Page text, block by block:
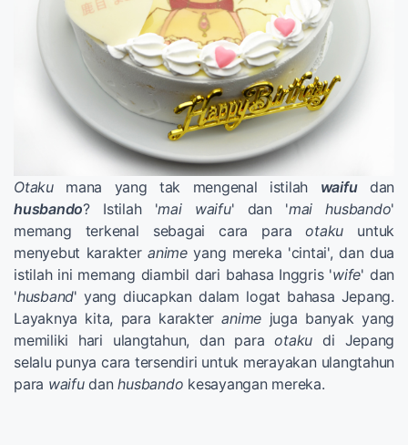
Otakumana yang tak mengenal istilah waifudan
husbando? Istilah 'mai waifu' dan 'mai husbando'
memang terkenal sebagai cara paraotaku untuk
menyebut karakter animeyang mereka 'cintai', dan dua
istilah ini memang diambil dari bahasa Inggris 'wife' dan
'husband' yang diucapkan dalam logat bahasa Jepang.
Layaknya kita, para karakteranime juga banyak yang
memiliki hari ulangtahun, dan paraotaku di Jepang
selalu punya cara tersendiri untuk merayakan ulangtahun
para waifudanhusbando kesayangan mereka.